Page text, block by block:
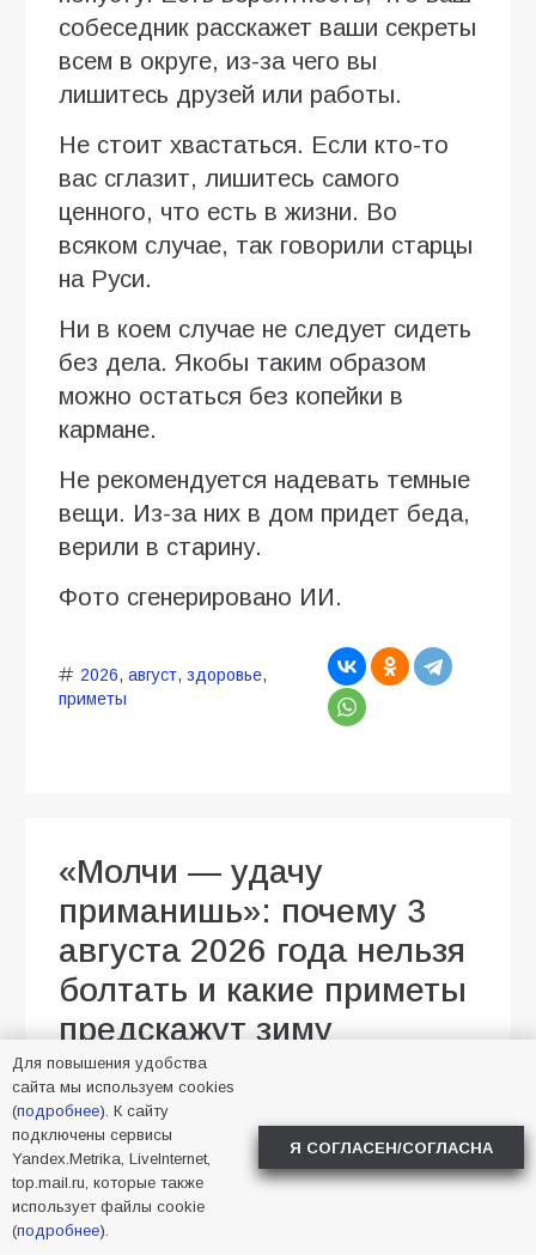
собеседник расскажет ваши секреты
всем в округе, из-за чего вы
лишитесь друзей или работы.
Не стоит хвастаться. Если кто-то
вас сглазит, лишитесь самого
ценного, что есть в жизни. Во
всяком случае, так говорили старцы
на Руси.
Ни в коем случае не следует сидеть
без дела. Якобы таким образом
можно остаться без копейки в
кармане.
Не рекомендуется надевать темные
вещи. Из-за них в дом придет беда,
верили в старину.
Фото сгенерировано ИИ.
2026, август, здоровье,
приметы
«Молчи — удачу
приманишь»: почему 3
августа 2026 года нельзя
болтать и какие приметы
предскажут зиму
Малика Тапаева
Новости в стране
Для повышения удобства
сайта мы используем cookies
(подробнее). К сайту
подключены сервисы
Yandex.Metrika, LiveInternet,
top.mail.ru, которые также
использует файлы cookie
(подробнее).
Я СОГЛАСЕН/СОГЛАСНА